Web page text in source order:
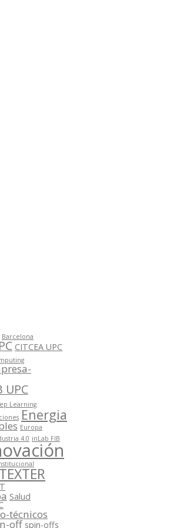
Barcelona
CITCEA UPC
UPC
Learning
Energia
Europa
4.0 inLab FIB
Salud
técnicos
off spin-offs